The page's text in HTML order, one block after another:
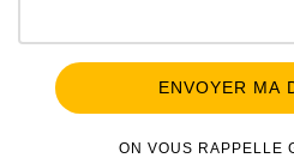
ON VOUS RAPPELLE